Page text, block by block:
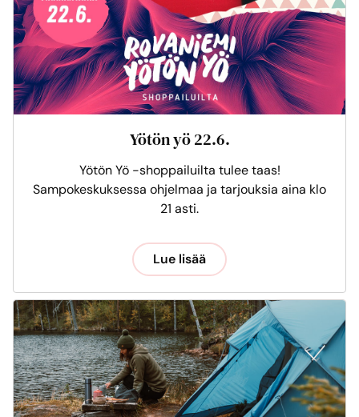
Yötön yö 22.6.
Yötön Yö -shoppailuilta tulee taas!
Sampokeskuksessa ohjelmaa ja tarjouksia aina klo
21 asti.
Lue lisää